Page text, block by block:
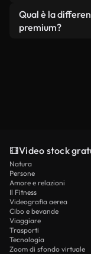
filigrane. Avrai
all'uso.
Sì. Siete liberi
nostri video.
Qual è la
premium?
Video stock
Natura
Persone
Amore e relazioni
Il Fitness
Videografia aerea
Cibo e bevande
Viaggiare
Trasporti
Tecnologia
Zoom di sfondo virtuale